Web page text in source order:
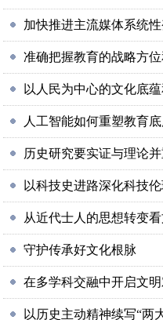
加快推进主流媒体系统
准确把握教育的战略方
以人民为中心的文化底
人工智能如何重塑教育
历史研究要实证与理论
以科技史进路深化科技
从近代士人的思想转变
守护传承好文化根脉
在多学科交融中开启文
以历史主动精神续写“两